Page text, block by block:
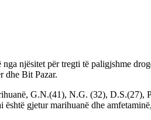
njësitet për tregti të paligjshme
dhe Bit Pazar.
G.N.(41), N.G. (32),
gjetur marihuanë dhe